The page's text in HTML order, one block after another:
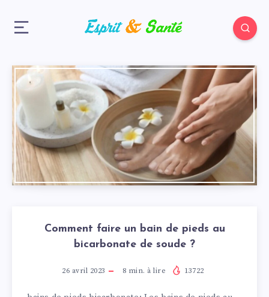
Comment faire un bain de pieds au
bicarbonate de soude ?
26 avril 2023 8 min. à lire 13722